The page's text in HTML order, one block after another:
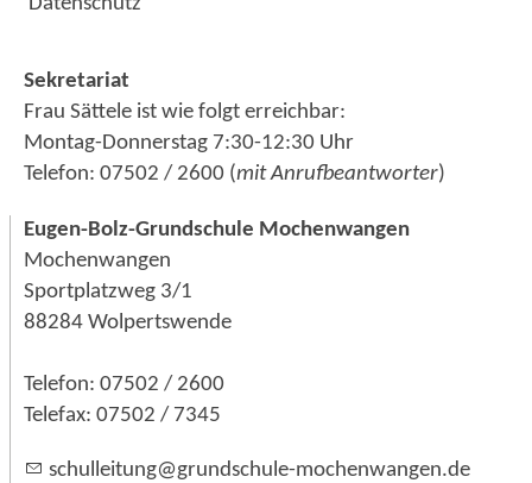
Datenschutz
Sekretariat
Frau Sättele ist wie folgt erreichbar:
Montag-Donnerstag 7:30-12:30 Uhr
Telefon: 07502 / 2600 (mit Anrufbeantworter)
Eugen-Bolz-Grundschule Mochenwangen
Mochenwangen
Sportplatzweg 3/1
88284 Wolpertswende
Telefon: 07502 / 2600
Telefax: 07502 / 7345
sch ll t ng gr ndsch l -m ch nw ng n d